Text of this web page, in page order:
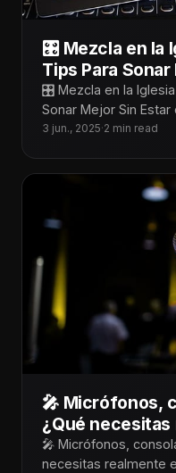
🎛️ Mezcla en la
Tips Para
Cabina
🎛️ Mezcla en la
Sonar Mejor Sin Estar
¡Tecnoiglesiólogos!
3 jun., 2025·2 min read
🎤 Micrófonos,
¿Qué
iglesia?
🎤 Micrófonos,
necesitas realmente